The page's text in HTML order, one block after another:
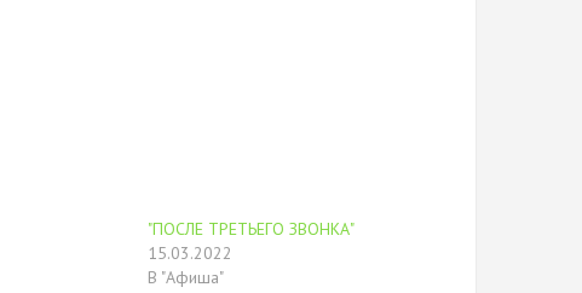
"ПОСЛЕ ТРЕТЬЕГО ЗВОНКА"
15.03.2022
В "Афиша"